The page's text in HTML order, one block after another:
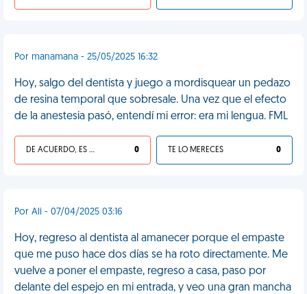
Por manamana - 25/05/2025 16:32
Hoy, salgo del dentista y juego a mordisquear un pedazo
de resina temporal que sobresale. Una vez que el efecto
de la anestesia pasó, entendí mi error: era mi lengua. FML
DE ACUERDO, ES UNA VIDA HP 0 TE LO MERECES 0
Por Ali - 07/04/2025 03:16
Hoy, regreso al dentista al amanecer porque el empaste
que me puso hace dos días se ha roto directamente. Me
vuelve a poner el empaste, regreso a casa, paso por
delante del espejo en mi entrada, y veo una gran mancha